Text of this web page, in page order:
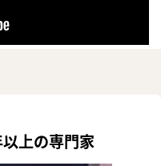
上の専門家